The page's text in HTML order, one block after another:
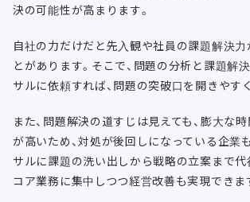
決の可能性が高まります。
自社の力だけだと先入観や社員の課題解決
とがあります。そこで、問題の分析と課題解
サルに依頼すれば、問題の突破口を開きやす
また、問題解決の道すじは見えても、膨大な
が高いため、対処が後回しになっている企業
サルに課題の洗い出しから戦略の立案まで代
コア業務に集中しつつ経営改善も実現できま